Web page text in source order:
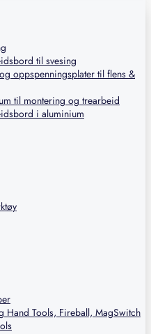
til svesing
oppspenningsplater til flens &
til montering og trearbeid
i aluminium
Hand Tools, Fireball, MagSwitch